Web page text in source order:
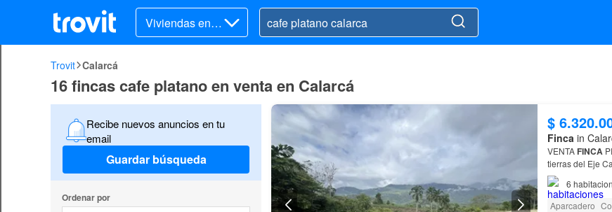
Viviendas en v
enta
Trovit Calarcá
16 fincas cafe platano en venta en Calarcá
Recibe nuevos anuncios en tu
email
Guardar búsqueda
Ordenar por
$
Fincain
VENTA FINCA
tierras del Eje
también con
6
Aparcadero